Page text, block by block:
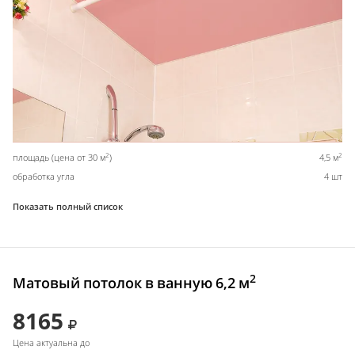
площадь (цена от 30 м2) 4,5 м2
обработка угла 4 шт
Показать полный список
Матовый потолок в ванную 6,2 м2
8165
Цена актуальна до